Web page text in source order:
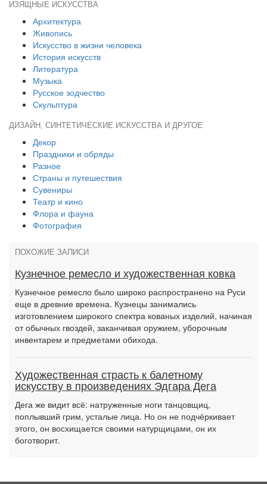
ИЗЯЩНЫЕ ИСКУССТВА
Архитектура
Живопись
Искусство в жизни человека
История искусств
Литература
Музыка
Русское зодчество
Скульптура
ДИЗАЙН, СИНТЕТИЧЕСКИЕ ИСКУССТВА И ДРУГОЕ
Декор
Праздники и обряды
Разное
Страны и путешествия
Сувениры
Театр и кино
Флора и фауна
Фотография
ПОХОЖИЕ ЗАПИСИ
Кузнечное ремесло и художественная ковка
Кузнечное ремесло было широко распространено на Руси
еще в древние времена. Кузнецы занимались
изготовлением широкого спектра кованых изделий, начиная
от обычных гвоздей, заканчивая оружием, уборочным
инвентарем и предметами обихода.
Художественная страсть к балетному
искусству в произведениях Эдгара Дега
Дега же видит всё: натруженные ноги танцовщиц,
поплывший грим, усталые лица. Но он не подчёркивает
этого, он восхищается своими натурщицами, он их
боготворит.